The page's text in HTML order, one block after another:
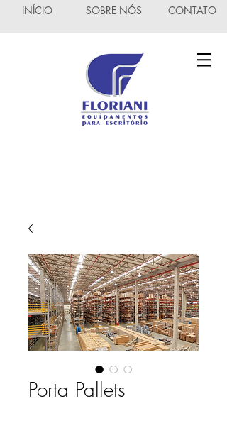
CONTATO
SOBRE NÓS
INÍCIO
Porta Pallets